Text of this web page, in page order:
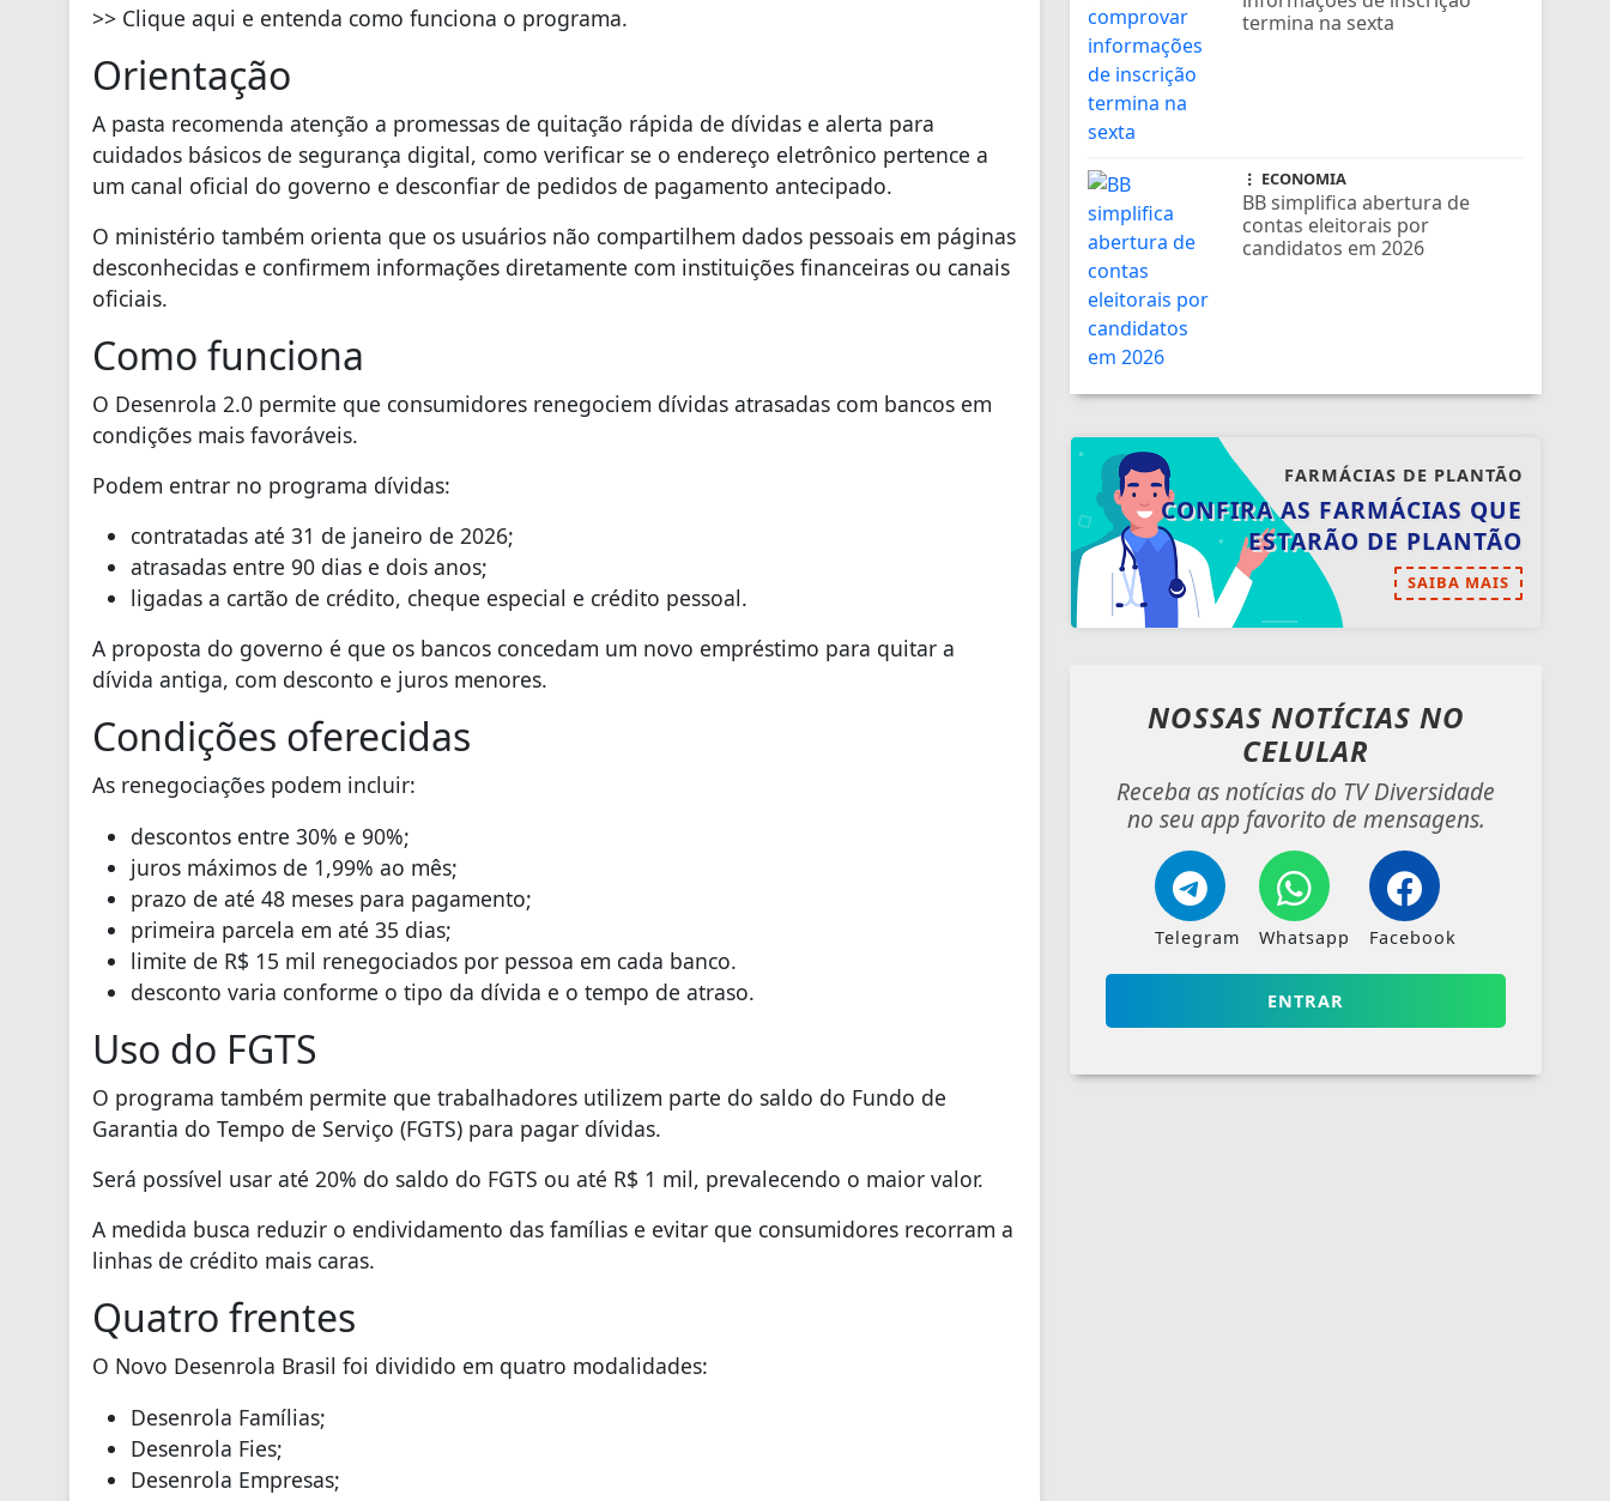
>> Clique aqui e entenda como funciona o programa.
Orientação
A pasta recomenda atenção a promessas de quitação rápida de dívidas e alerta para
cuidados básicos de segurança digital, como verificar se o endereço eletrônico pertence a
um canal oficial do governo e desconfiar de pedidos de pagamento antecipado.
O ministério também orienta que os usuários não compartilhem dados pessoais em páginas
desconhecidas e confirmem informações diretamente com instituições financeiras ou canais
oficiais.
Como funciona
O Desenrola 2.0 permite que consumidores renegociem dívidas atrasadas com bancos em
condições mais favoráveis.
Podem entrar no programa dívidas:
contratadas até 31 de janeiro de 2026;
atrasadas entre 90 dias e dois anos;
ligadas a cartão de crédito, cheque especial e crédito pessoal.
A proposta do governo é que os bancos concedam um novo empréstimo para quitar a
dívida antiga, com desconto e juros menores.
Condições oferecidas
As renegociações podem incluir:
descontos entre 30% e 90%;
juros máximos de 1,99% ao mês;
prazo de até 48 meses para pagamento;
primeira parcela em até 35 dias;
limite de R$ 15 mil renegociados por pessoa em cada banco.
desconto varia conforme o tipo da dívida e o tempo de atraso.
Uso do FGTS
O programa também permite que trabalhadores utilizem parte do saldo do Fundo de
Garantia do Tempo de Serviço (FGTS) para pagar dívidas.
Será possível usar até 20% do saldo do FGTS ou até R$ 1 mil, prevalecendo o maior valor.
A medida busca reduzir o endividamento das famílias e evitar que consumidores recorram a
linhas de crédito mais caras.
Quatro frentes
O Novo Desenrola Brasil foi dividido em quatro modalidades:
Desenrola Famílias;
Desenrola Fies;
Desenrola Empresas;
informações de inscrição
termina na sexta
ECONOMIA
BB simplifica abertura de
contas eleitorais por
candidatos em 2026
FARMÁCIAS DE PLANTÃO
CONFIRA AS FARMÁCIAS QUE
ESTARÃO DE PLANTÃO
SAIBA MAIS
NOSSAS NOTÍCIAS NO
CELULAR
Receba as notícias do TV Diversidade
no seu app favorito de mensagens.
Telegram Whatsapp Facebook
ENTRAR